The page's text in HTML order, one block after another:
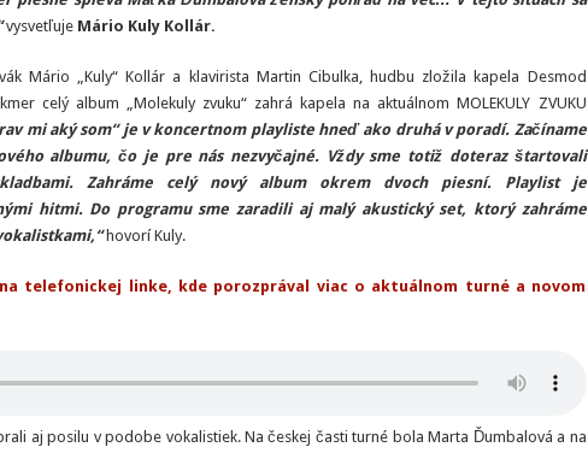
vysvetľujeMário Kuly Kollár.
Mário „Kuly“ Kollár a klavirista Martin Cibulka, hudbu zložila kapela Desmod
celý album „Molekuly zvuku“ zahrá kapela na aktuálnom MOLEKULY ZVUKU
mi aký som“ je v koncertnom playliste hneď ako druhá v poradí. Začíname
albumu, čo je pre nás nezvyčajné. Vždy sme totiž doteraz štartovali
Zahráme celý nový album okrem dvoch piesní. Playlist je
hitmi. Do programu sme zaradili aj malý akustický set, ktorý zahráme
hovorí Kuly.
telefonickej linke, kde porozprával viac o aktuálnom turné a novom
aj posilu v podobe vokalistiek. Na českej časti turné bola Marta Ďumbalová a na